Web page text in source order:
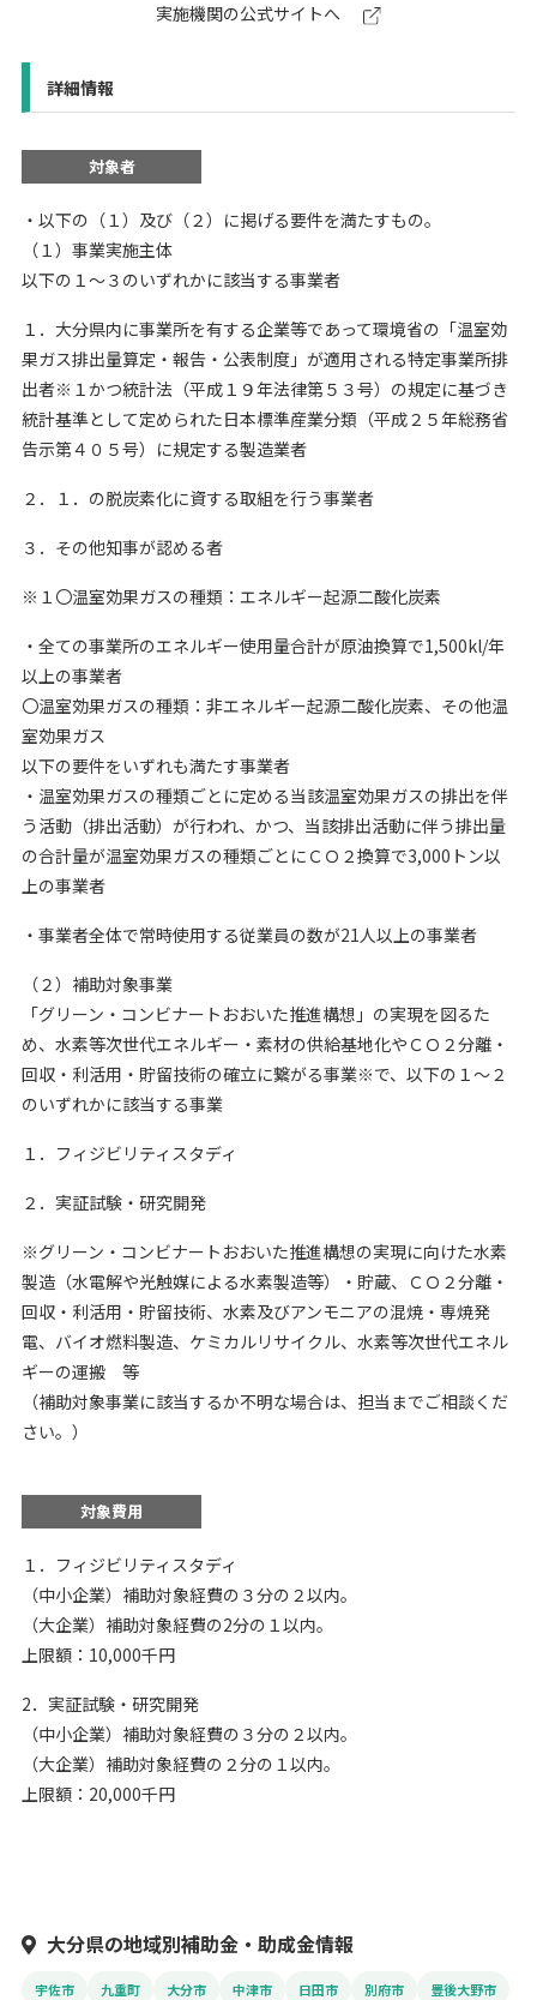
実施機関の公式サイトへ
詳細情報
対象者
・以下の（１）及び（２）に掲げる要件を満たすもの。
（１）事業実施主体
以下の１～３のいずれかに該当する事業者
１．大分県内に事業所を有する企業等であって環境省の「温室効
果ガス排出量算定・報告・公表制度」が適用される特定事業所排
出者※１かつ統計法（平成１９年法律第５３号）の規定に基づき
統計基準として定められた日本標準産業分類（平成２５年総務省
告示第４０５号）に規定する製造業者
２．１．の脱炭素化に資する取組を行う事業者
３．その他知事が認める者
※１〇温室効果ガスの種類：エネルギー起源二酸化炭素
・全ての事業所のエネルギー使用量合計が原油換算で1,500kl/年
以上の事業者
〇温室効果ガスの種類：非エネルギー起源二酸化炭素、その他温
室効果ガス
以下の要件をいずれも満たす事業者
・温室効果ガスの種類ごとに定める当該温室効果ガスの排出を伴
う活動（排出活動）が行われ、かつ、当該排出活動に伴う排出量
の合計量が温室効果ガスの種類ごとにＣＯ２換算で3,000トン以
上の事業者
・事業者全体で常時使用する従業員の数が21人以上の事業者
（２）補助対象事業
「グリーン・コンビナートおおいた推進構想」の実現を図るた
め、水素等次世代エネルギー・素材の供給基地化やＣＯ２分離・
回収・利活用・貯留技術の確立に繋がる事業※で、以下の１～２
のいずれかに該当する事業
１．フィジビリティスタディ
２．実証試験・研究開発
※グリーン・コンビナートおおいた推進構想の実現に向けた水素
製造（水電解や光触媒による水素製造等）・貯蔵、ＣＯ２分離・
回収・利活用・貯留技術、水素及びアンモニアの混焼・専焼発
電、バイオ燃料製造、ケミカルリサイクル、水素等次世代エネル
ギーの運搬 等
（補助対象事業に該当するか不明な場合は、担当までご相談くだ
さい。）
対象費用
１．フィジビリティスタディ
（中小企業）補助対象経費の３分の２以内。
（大企業）補助対象経費の2分の１以内。
上限額：10,000千円
2．実証試験・研究開発
（中小企業）補助対象経費の３分の２以内。
（大企業）補助対象経費の２分の１以内。
上限額：20,000千円
大分県の地域別補助金・助成金情報
宇佐市 九重町 大分市 中津市 日田市 別府市 豊後大野市